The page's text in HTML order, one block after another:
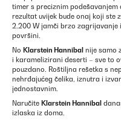
timer s preciznim
rezultat uvijek bude onaj koji ste
2.200 W jamči brzo
površini.
No Klarstein Hannibal nije samo
i karameli­zirani deserti – sve to
pouzdano. Roštiljna rešetka s
nehrđajućeg čelika, iznutra i
jednostavnim.
Naručite Klarstein Hannibal
izlaska iz doma.